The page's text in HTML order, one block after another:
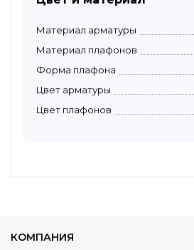
Материал арматуры
Материал плафонов
Форма плафона
Цвет арматуры
Цвет плафонов
КОМПАНИЯ